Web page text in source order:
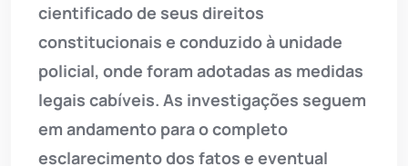
cientificado de seus direitos
constitucionais e conduzido à unidade
policial, onde foram adotadas as medidas
legais cabíveis. As investigações seguem
em andamento para o completo
esclarecimento dos fatos e eventual